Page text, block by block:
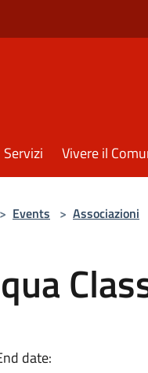
Servizi Vivere il
> Events > Associazioni
date: